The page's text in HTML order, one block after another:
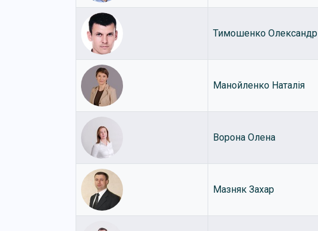
Тимошенко Олександр
Манойленко Наталія
Ворона Олена
Мазняк Захар